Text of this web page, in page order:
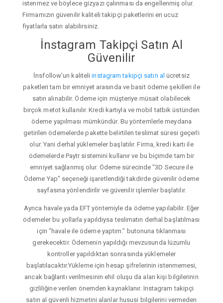
istenmez ve böylece gizyazı çalınması da engellenmiş olur.
Firmamızın güvenilir kaliteli takipçi paketlerini en ucuz
fiyatlarla satın alabilirsiniz.
İnstagram Takipçi Satın Al
Güvenilir
İnsfollow'un kaliteliinstagram takipçi satın al ücretsiz
paketleri tam bir emniyet arasında ve basit ödeme şekilleri ile
satın alınabilir. Ödeme için müşteriye müsait olabilecek
birçok metot kullanılır. Kredi kartıyla ve mobil tatbik üstünden
ödeme yapılması mümkündür. Bu yöntemlerle meydana
getirilen ödemelerde pakette belirtilen teslimat süresi geçerli
olur. Yani derhal yüklemeler başlatılır. Firma, kredi kartı ile
ödemelerde Paytr sistemini kullanır ve bu biçimde tam bir
emniyet sağlanmış olur. Ödeme sürecinde "3D Secure ile
Ödeme Yap" seçeneği işaretlendiği takdirde güvenilir ödeme
sayfasına yönlendirilir ve güvenilir işlemler başlatılır.
Ayrıca havale yada EFT yöntemiyle da ödeme yapılabilir. Eğer
ödemeler bu yollarla yapıldıysa teslimatın derhal başlatılması
için "havale ile ödeme yaptım." butonuna tıklanması
gerekecektir. Ödemenin yapıldığı mevzusunda lüzumlu
kontroller yapıldıktan sonrasında yüklemeler
başlatılacaktır.Yükleme için hesap şifrelerinin istenmemesi,
ancak bağlantı verilmesinin ehil oluşu da alan kişi bilgilerinin
gizliliğine verilen önemden kaynaklanır. Instagram takipçi
satın al güvenli hizmetini alanlar hususi bilgilerini vermeden